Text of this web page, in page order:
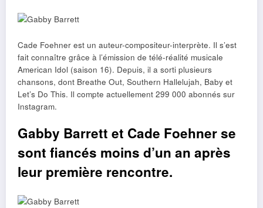
Cade Foehner est un auteur-compositeur-interprète. Il s’est
fait connaître grâce à l’émission de télé-réalité musicale
American Idol (saison 16). Depuis, il a sorti plusieurs
chansons, dont Breathe Out, Southern Hallelujah, Baby et
Let’s Do This. Il compte actuellement 299 000 abonnés sur
Instagram.
Gabby Barrett et Cade Foehner se
sont fiancés moins d’un an après
leur première rencontre.